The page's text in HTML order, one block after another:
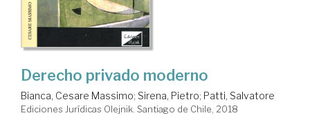
Derecho privado moderno
Bianca, Cesare Massimo; Sirena, Pietro; Patti, Salvatore
Ediciones Jurídicas Olejnik. Santiago de Chile, 2018